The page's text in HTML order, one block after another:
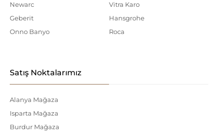
Newarc
Geberit
Onno Banyo
Vitra Karo
Hansgrohe
Roca
Satış Noktalarımız
Alanya Mağaza
Isparta Mağaza
Burdur Mağaza